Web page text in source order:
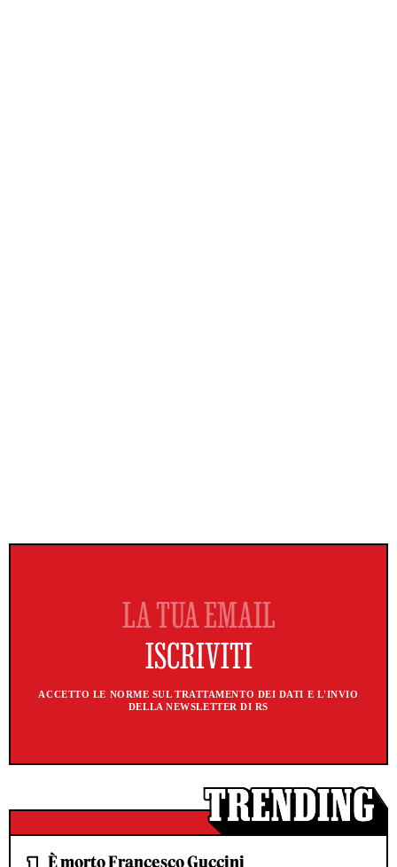
ACCETTO LE NORME SUL TRATTAMENTO DEI DATI E L'INVIO
DELLA NEWSLETTER DI RS
È morto Francesco Guccini